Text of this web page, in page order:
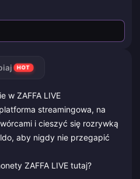
HOT
w ZAFFA LIVE
streamingowa, na
i cieszyć się rozrywką
aby nigdy nie przegapić
ZAFFA LIVE tutaj?